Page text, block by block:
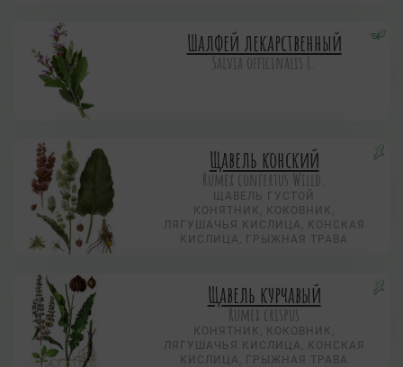
Шалфей лекарственный
Salvia officinalis L.
Щавель конский
Rumex confertus Willd.
ЩАВЕЛЬ ГУСТОЙ
КОНЯТНИК, КОКОВНИК,
ЛЯГУШАЧЬЯ КИСЛИЦА, КОНСКАЯ
КИСЛИЦА, ГРЫЖНАЯ ТРАВА
Щавель курчавый
Rumex crispus
КОНЯТНИК, КОКОВНИК,
ЛЯГУШАЧЬЯ КИСЛИЦА, КОНСКАЯ
КИСЛИЦА, ГРЫЖНАЯ ТРАВА